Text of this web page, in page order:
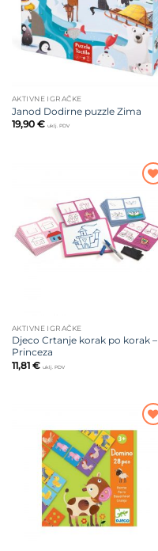
AKTIVNE IGRAČKE
Janod Dodirne puzzle Zima
19,90 € uklj. PDV
Dodajte
na listu
želja
AKTIVNE IGRAČKE
Djeco Crtanje korak po korak –
Princeza
11,81 € uklj. PDV